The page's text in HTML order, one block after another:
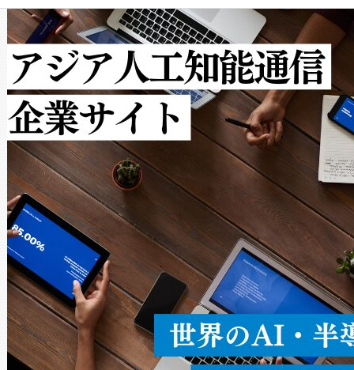
クルの各段階のデータを監視
[…]
で向上し、最大検知距離は
ットだけで最大1キロメート
ルの変電所周囲を監視でき、
作業と点群処理を簡素化でき
Avia 2は、2種類のFOVオプシ
× 80°のノーマルモード、長
ードを切り替えて使用するこ
ることなく、単一のデバイス
うにします。遠距離まで届く
密度なスキャ […]